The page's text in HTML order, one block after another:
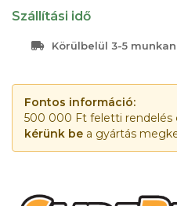
Szállítási idő
Körülbelül 3-5
Fontos információ:
500 000 Ft feletti rendelés
kérünk be a gyártás